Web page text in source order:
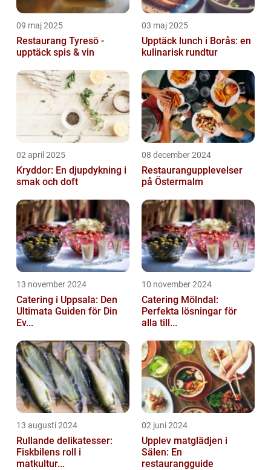
09 maj 2025
Restaurang Tyresö -
upptäck spis & vin
03 maj 2025
Upptäck lunch i Borås: en
kulinarisk rundtur
02 april 2025
Kryddor: En djupdykning i
smak och doft
08 december 2024
Restaurangupplevelser
på Östermalm
13 november 2024
Catering i Uppsala: Den
Ultimata Guiden för Din
Ev...
10 november 2024
Catering Mölndal:
Perfekta lösningar för
alla till...
13 augusti 2024
Rullande delikatesser:
Fiskbilens roll i
matkultur...
02 juni 2024
Upplev matglädjen i
Sälen: En
restaurangguide